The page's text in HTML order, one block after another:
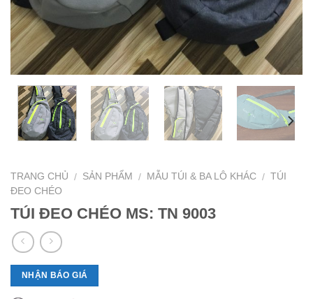
TRANG CHỦ / SẢN PHẨM / MẪU TÚI & BA LÔ KHÁC / TÚI
ĐEO CHÉO
TÚI ĐEO CHÉO MS: TN 9003
NHẬN BÁO GIÁ